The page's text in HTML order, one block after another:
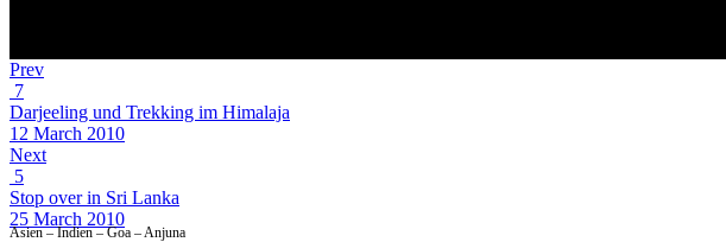
Prev
7
Darjeeling und Trekking im Himalaja
12 March 2010
Next
5
Stop over in Sri Lanka
25 March 2010
Asien – Indien – Goa – Anjuna